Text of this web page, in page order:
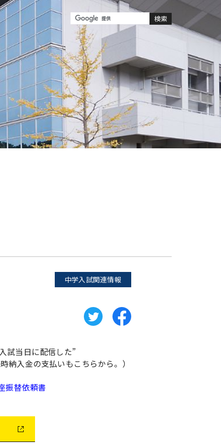
中学入試関連情報
試当日に配信した”
納入金の支払いもこちらから。）
振替依頼書